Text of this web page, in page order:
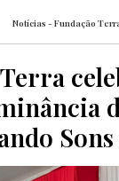
Notícias - Fundação